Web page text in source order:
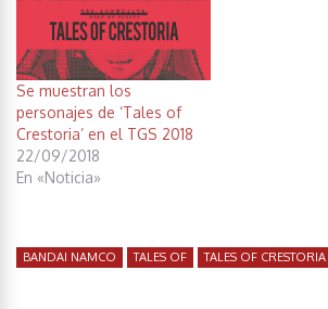
Se muestran los
personajes de ‘Tales of
Crestoria’ en el TGS 2018
22/09/2018
En «Noticia»
BANDAI NAMCO TALES OF TALES OF CRESTORIA